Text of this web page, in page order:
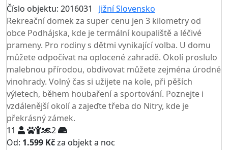
Číslo objektu: 2016031 Jižní Slovensko
Rekreační domek za super cenu jen 3 kilometry od
obce Podhájska, kde je termální koupaliště a léčivé
prameny. Pro rodiny s dětmi vynikající volba. U domu
můžete odpočívat na oplocené zahradě. Okolí proslulo
malebnou přírodou, obdivovat můžete zejména úrodné
vinohrady. Volný čas si užijete na kole, při pěších
výletech, během houbaření a sportování. Poznejte i
vzdálenější okolí a zajeďte třeba do Nitry, kde je
překrásný zámek.
11
2
Od: 1.599 Kčza objekt a noc